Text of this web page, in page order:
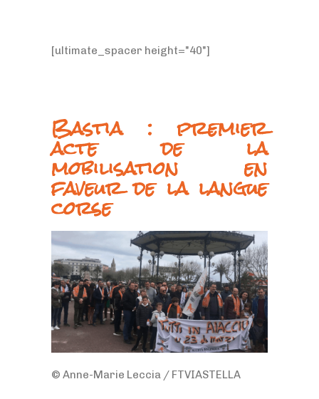
[ultimate_spacer height="40"]
Bastia : premier
acte de la
mobilisation en
faveur de la langue
corse
© Anne-Marie Leccia / FTVIASTELLA